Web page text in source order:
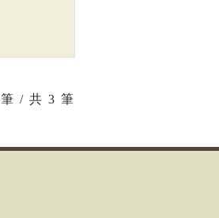
筆 / 共 3 筆